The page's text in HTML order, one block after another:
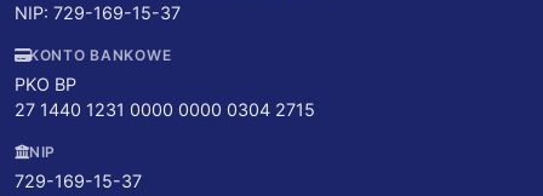
NIP: 729-169-15-37
KONTO BANKOWE
PKO BP
27 1440 1231 0000 0000 0304 2715
NIP
729-169-15-37